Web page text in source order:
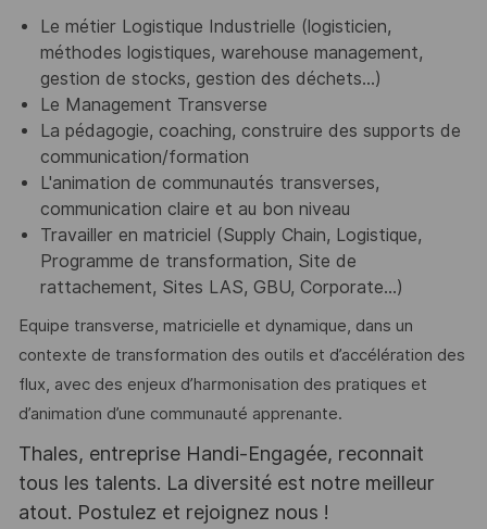
Le métier Logistique Industrielle (logisticien,
méthodes logistiques, warehouse management,
gestion de stocks, gestion des déchets…)
Le Management Transverse
La pédagogie, coaching, construire des supports de
communication/formation
L'animation de communautés transverses,
communication claire et au bon niveau
Travailler en matriciel (Supply Chain, Logistique,
Programme de transformation, Site de
rattachement, Sites LAS, GBU, Corporate…)
Equipe transverse, matricielle et dynamique, dans un
contexte de transformation des outils et d’accélération des
flux, avec des enjeux d’harmonisation des pratiques et
d’animation d’une communauté apprenante.
Thales, entreprise Handi-Engagée, reconnait
tous les talents. La diversité est notre meilleur
atout. Postulez et rejoignez nous !